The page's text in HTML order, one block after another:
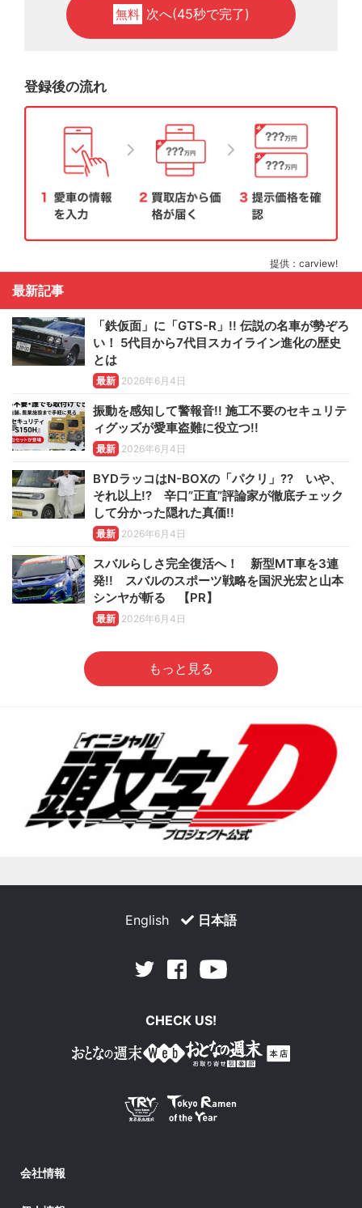
無料 次へ(45秒で完了)
登録後の流れ
提供：carview!
最新記事
「鉄仮面」に「GTS-R」!! 伝説の名車が勢ぞろ
い！ 5代目から7代目スカイライン進化の歴史
とは
最新 2026年6月4日
振動を感知して警報音!! 施工不要のセキュリテ
ィグッズが愛車盗難に役立つ!!
最新 2026年6月4日
BYDラッコはN-BOXの「パクリ」?? いや、
それ以上!? 辛口”正直”評論家が徹底チェック
して分かった隠れた真価!!
最新 2026年6月4日
スバルらしさ完全復活へ！ 新型MT車を3連
発!! スバルのスポーツ戦略を国沢光宏と山本
シンヤが斬る 【PR】
最新 2026年6月4日
もっと見る
English 日本語
Twitter Facebook
CHECK US!
会社情報